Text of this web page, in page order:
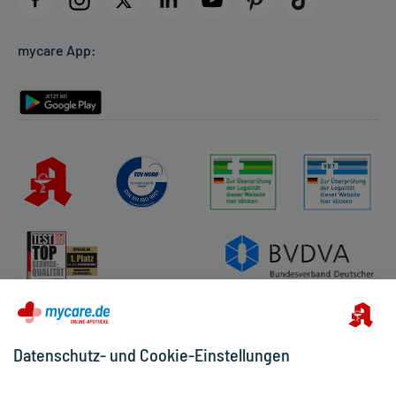
Rückgabe/Widerruf
mycare App:
Datenschutz- und Cookie-Einstellungen